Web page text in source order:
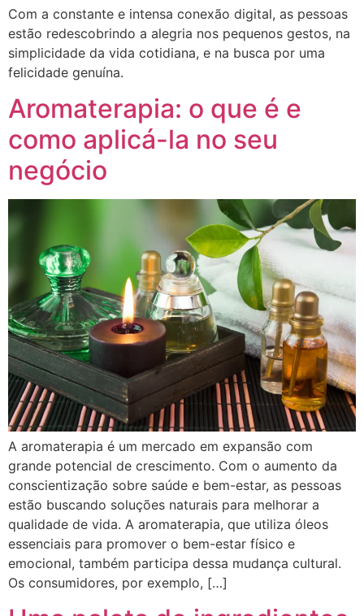
Com a constante e intensa conexão digital, as pessoas
estão redescobrindo a alegria nos pequenos gestos, na
simplicidade da vida cotidiana, e na busca por uma
felicidade genuína.
Aromaterapia: o que é e
como aplicá-la no seu
negócio
A aromaterapia é um mercado em expansão com
grande potencial de crescimento. Com o aumento da
conscientização sobre saúde e bem-estar, as pessoas
estão buscando soluções naturais para melhorar a
qualidade de vida. A aromaterapia, que utiliza óleos
essenciais para promover o bem-estar físico e
emocional, também participa dessa mudança cultural.
Os consumidores, por exemplo, […]